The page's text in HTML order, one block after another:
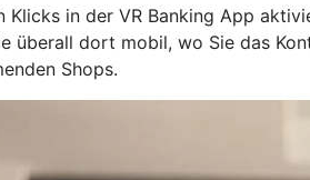
Klicks in der VR Banking App
überall dort mobil, wo Sie das
Shops.